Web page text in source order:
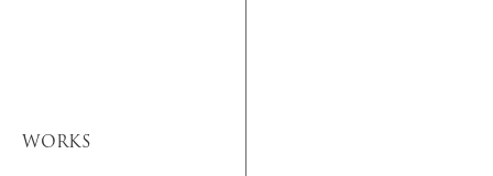
WORKS